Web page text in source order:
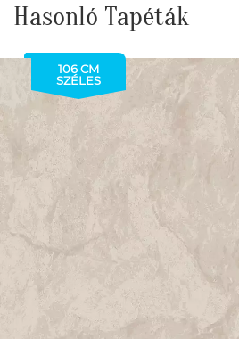
Hasonló Tapéták
106 CM
SZÉLES